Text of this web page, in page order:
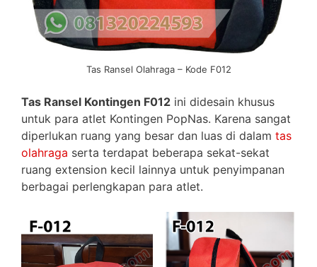
Tas Ransel Olahraga – Kode F012
Tas Ransel Kontingen F012 ini didesain khusus
untuk para atlet Kontingen PopNas. Karena sangat
diperlukan ruang yang besar dan luas di dalam tas
olahraga serta terdapat beberapa sekat-sekat
ruang extension kecil lainnya untuk penyimpanan
berbagai perlengkapan para atlet.